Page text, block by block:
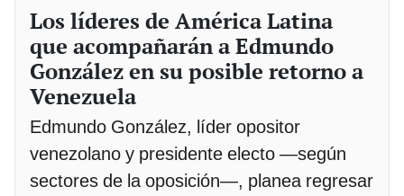
Los líderes de América Latina
que acompañarán a Edmundo
González en su posible retorno a
Venezuela
Edmundo González, líder opositor
venezolano y presidente electo —según
sectores de la oposición—, planea regresar